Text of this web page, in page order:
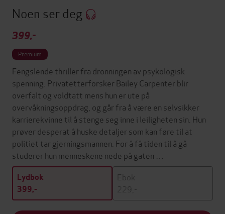
Noen ser deg
399,-
Premium
Fengslende thriller fra dronningen av psykologisk
spenning. Privatetterforsker Bailey Carpenter blir
overfalt og voldtatt mens hun er ute på
overvåkningsoppdrag, og går fra å være en selvsikker
karrierekvinne til å stenge seg inne i leiligheten sin. Hun
prøver desperat å huske detaljer som kan føre til at
politiet tar gjerningsmannen. For å få tiden til å gå
studerer hun menneskene nede på gaten …
Lydbok
399,-
Ebok
229,-